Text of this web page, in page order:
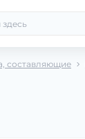
составляющие